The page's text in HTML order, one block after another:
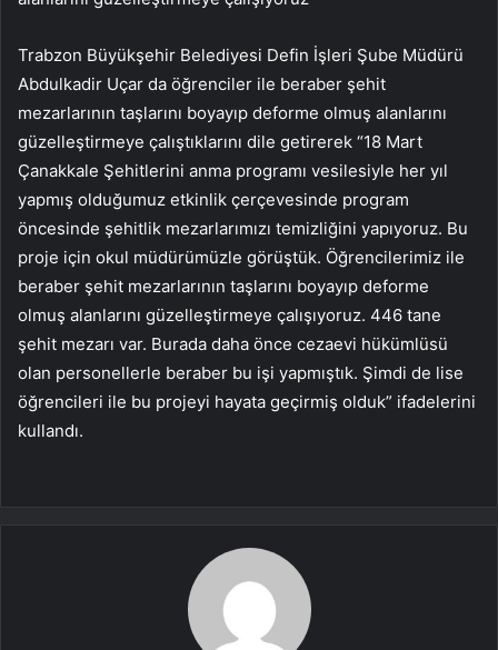
Trabzon Büyükşehir Belediyesi Defin İşleri Şube Müdürü
Abdulkadir Uçar da öğrenciler ile beraber şehit
mezarlarının taşlarını boyayıp deforme olmuş alanlarını
güzelleştirmeye çalıştıklarını dile getirerek “18 Mart
Çanakkale Şehitlerini anma programı vesilesiyle her yıl
yapmış olduğumuz etkinlik çerçevesinde program
öncesinde şehitlik mezarlarımızı temizliğini yapıyoruz. Bu
proje için okul müdürümüzle görüştük. Öğrencilerimiz ile
beraber şehit mezarlarının taşlarını boyayıp deforme
olmuş alanlarını güzelleştirmeye çalışıyoruz. 446 tane
şehit mezarı var. Burada daha önce cezaevi hükümlüsü
olan personellerle beraber bu işi yapmıştık. Şimdi de lise
öğrencileri ile bu projeyi hayata geçirmiş olduk” ifadelerini
kullandı.